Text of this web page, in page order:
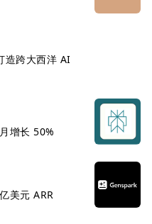
跨大西洋 AI
增长 50%
美元 ARR